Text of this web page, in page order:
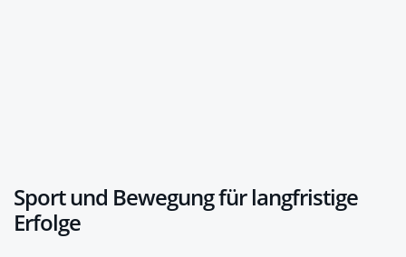
Sport und Bewegung für langfristige
Erfolge